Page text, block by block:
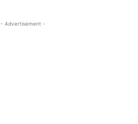
- Advertisement -